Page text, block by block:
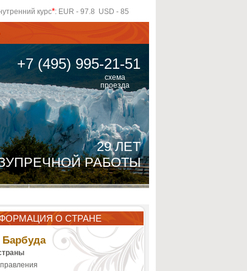
курс*: EUR - 97.8 USD - 85
+7 (495) 995-21-51
схема
проезда
29 ЛЕТ
РАБОТЫ
О СТРАНЕ
Барбуда